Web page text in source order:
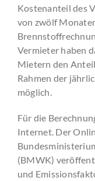
Kostenanteil des
von zwölf
Vermieter haben
Mietern den
Rahmen der
möglich.
Für die
Internet. Der
(BMWK)
und